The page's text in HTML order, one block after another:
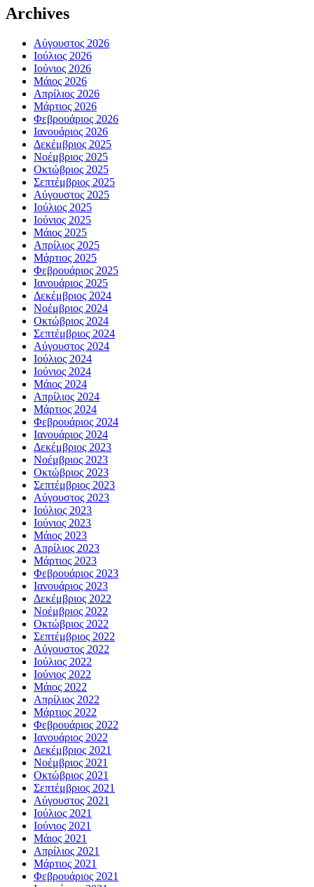
Archives
Αύγουστος 2026
Ιούλιος 2026
Ιούνιος 2026
Μάιος 2026
Απρίλιος 2026
Μάρτιος 2026
Φεβρουάριος 2026
Ιανουάριος 2026
Δεκέμβριος 2025
Νοέμβριος 2025
Οκτώβριος 2025
Σεπτέμβριος 2025
Αύγουστος 2025
Ιούλιος 2025
Ιούνιος 2025
Μάιος 2025
Απρίλιος 2025
Μάρτιος 2025
Φεβρουάριος 2025
Ιανουάριος 2025
Δεκέμβριος 2024
Νοέμβριος 2024
Οκτώβριος 2024
Σεπτέμβριος 2024
Αύγουστος 2024
Ιούλιος 2024
Ιούνιος 2024
Μάιος 2024
Απρίλιος 2024
Μάρτιος 2024
Φεβρουάριος 2024
Ιανουάριος 2024
Δεκέμβριος 2023
Νοέμβριος 2023
Οκτώβριος 2023
Σεπτέμβριος 2023
Αύγουστος 2023
Ιούλιος 2023
Ιούνιος 2023
Μάιος 2023
Απρίλιος 2023
Μάρτιος 2023
Φεβρουάριος 2023
Ιανουάριος 2023
Δεκέμβριος 2022
Νοέμβριος 2022
Οκτώβριος 2022
Σεπτέμβριος 2022
Αύγουστος 2022
Ιούλιος 2022
Ιούνιος 2022
Μάιος 2022
Απρίλιος 2022
Μάρτιος 2022
Φεβρουάριος 2022
Ιανουάριος 2022
Δεκέμβριος 2021
Νοέμβριος 2021
Οκτώβριος 2021
Σεπτέμβριος 2021
Αύγουστος 2021
Ιούλιος 2021
Ιούνιος 2021
Μάιος 2021
Απρίλιος 2021
Μάρτιος 2021
Φεβρουάριος 2021